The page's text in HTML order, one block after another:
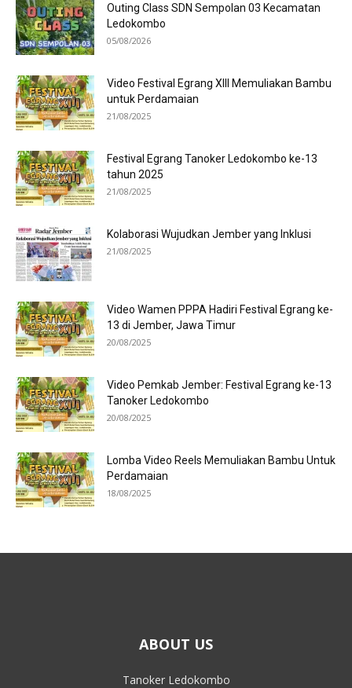
Outing Class SDN Sempolan 03 Kecamatan
Ledokombo
05/08/2026
Video Festival Egrang XIII Memuliakan Bambu
untuk Perdamaian
21/08/2025
Festival Egrang Tanoker Ledokombo ke-13
tahun 2025
21/08/2025
Kolaborasi Wujudkan Jember yang Inklusi
21/08/2025
Video Wamen PPPA Hadiri Festival Egrang ke-
13 di Jember, Jawa Timur
20/08/2025
Video Pemkab Jember: Festival Egrang ke-13
Tanoker Ledokombo
20/08/2025
Lomba Video Reels Memuliakan Bambu Untuk
Perdamaian
18/08/2025
ABOUT US
Tanoker Ledokombo